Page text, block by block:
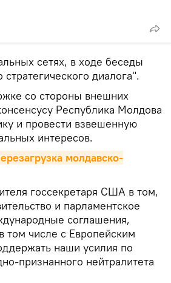
сетях, в ходе беседы
диалога".
со стороны внешних
Республика Молдова
и провести взвешенную
интересов.
молдавско-
госсекретаря США в том,
и парламентское
соглашения,
том числе с Европейским
наши усилия по
признанного нейтралитета